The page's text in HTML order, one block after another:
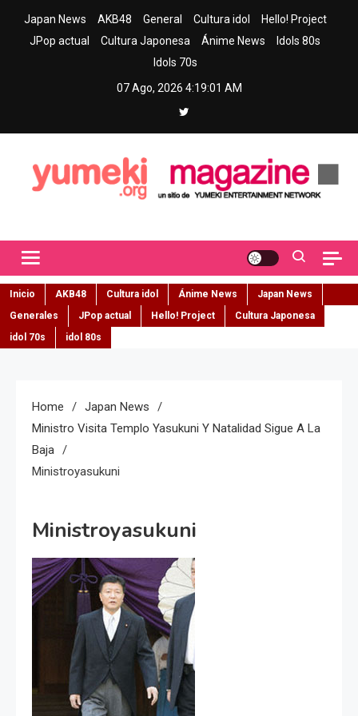
Japan News AKB48 General Cultura idol
Hello! Project
JPop actual
Cultura Japonesa Ánime News
Idols 80s
Idols 70s
07 Ago, 2026 4:19:02 AM
Inicio AKB48 Cultura idol Ánime News
Japan News
Generales
JPop actual Hello! Project
Cultura Japonesa
idol 70s
idol 80s
Home
Japan News
Ministro Visita Templo Yasukuni Y Natalidad Sigue A La
Baja
Ministroyasukuni
Ministroyasukuni